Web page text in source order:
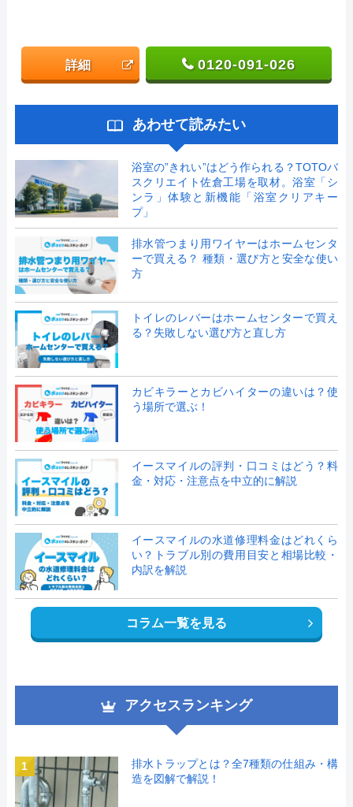
詳細 0120-091-026
あわせて読みたい
浴室の”きれい”はどう作られる？TOTOバ
スクリエイト佐倉工場を取材。浴室「シ
ンラ」体験と新機能「浴室クリアキー
プ」
排水管つまり用ワイヤーはホームセンタ
ーで買える？ 種類・選び方と安全な使い
方
トイレのレバーはホームセンターで買え
る？失敗しない選び方と直し方
カビキラーとカビハイターの違いは？使
う場所で選ぶ！
イースマイルの評判・口コミはどう？料
金・対応・注意点を中立的に解説
イースマイルの水道修理料金はどれくら
い？トラブル別の費用目安と相場比較・
内訳を解説
コラム一覧を見る
アクセスランキング
1
排水トラップとは？全7種類の仕組み・構
造を図解で解説！